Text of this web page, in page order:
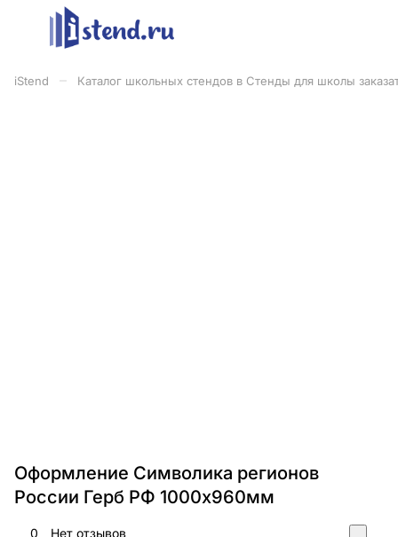
iStend Каталог школьных стендов в Стенды для школы
Оформление Символика регионов
России Герб РФ 1000х960мм
0 Нет отзывов